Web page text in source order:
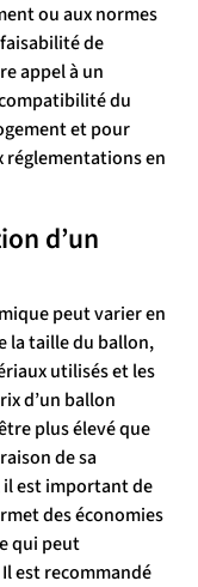
ou aux normes
de
appel à un
du
et pour
en
d’un
peut varier en
la taille du ballon,
utilisés et les
d’un ballon
plus élevé que
de sa
il est important de
des économies
qui peut
est recommandé